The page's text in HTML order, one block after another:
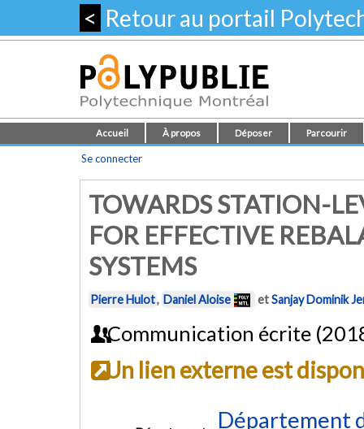
< Retour au portail
Accueil À propos Déposer Parcourir
Se connecter
TOWARDS STATION-
FOR EFFECTIVE
SYSTEMS
Pierre Hulot, Daniel Aloise etSanjay Dominik
Communication écrite
Un lien externe est
Département